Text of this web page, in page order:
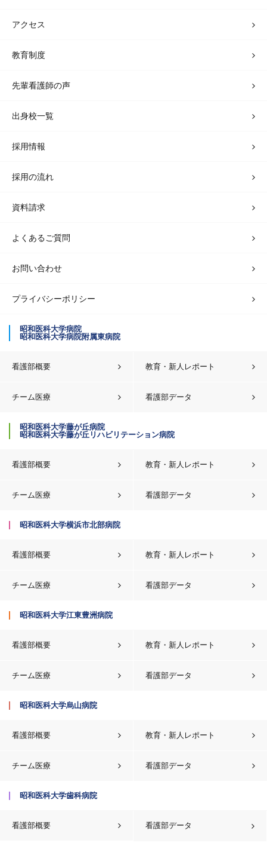
アクセス
教育制度
先輩看護師の声
出身校一覧
採用情報
採用の流れ
資料請求
よくあるご質問
お問い合わせ
プライバシーポリシー
昭和医科大学病院
昭和医科大学病院附属東病院
看護部概要
チーム医療
教育・新人レポート
看護部データ
昭和医科大学藤が丘病院
昭和医科大学藤が丘リハビリテーション病院
看護部概要
チーム医療
教育・新人レポート
看護部データ
昭和医科大学横浜市北部病院
看護部概要
チーム医療
教育・新人レポート
看護部データ
昭和医科大学江東豊洲病院
看護部概要
チーム医療
教育・新人レポート
看護部データ
昭和医科大学烏山病院
看護部概要
チーム医療
教育・新人レポート
看護部データ
昭和医科大学歯科病院
看護部概要 看護部データ